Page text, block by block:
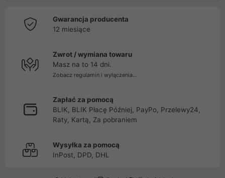
Gwarancja producenta
12 miesiące
Zwrot / wymiana towaru
Masz na to 14 dni.
Zobacz regulamin i wyłączenia...
Zapłać za pomocą
BLIK, BLIK Płacę Później, PayPo, Przelewy24,
Raty, Kartą, Za pobraniem
Wysyłka za pomocą
InPost, DPD, DHL